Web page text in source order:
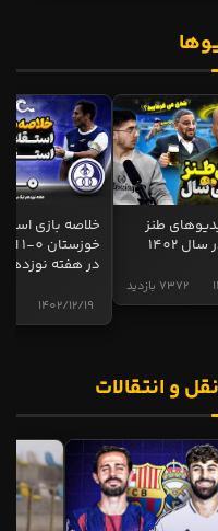
طنز
1402
7372 بازدید
خلاصه بازی
در هفته نوزدهم
1402/12/19
و انتقالات